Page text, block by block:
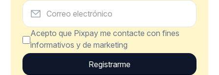
Acepto que Pixpay me contacte con fines
informativos y de marketing